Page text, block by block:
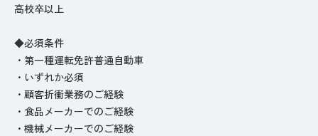
高校卒以上
◆必須条件
・第一種運転免許普通自動車
・いずれか必須
・顧客折衝業務のご経験
・食品メーカーでのご経験
・機械メーカーでのご経験